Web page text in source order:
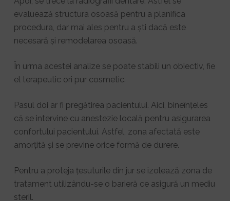
evaluează structura osoasă pentru a planifica
procedura, dar mai ales pentru a ști dacă este
necesară și remodelarea osoasă.
În urma acestei analize se poate stabili un obiectiv, fie
el terapeutic ori pur cosmetic.
Pasul doi ar fi pregătirea pacientului. Aici, bineînțeles
că se intervine cu anestezie locală pentru asigurarea
confortului pacientului. Astfel, zona afectată este
amorțită și se previne orice formă de durere.
Pentru a proteja țesuturile din jur se izolează zona de
tratament utilizându-se o barieră ce asigură un mediu
steril.